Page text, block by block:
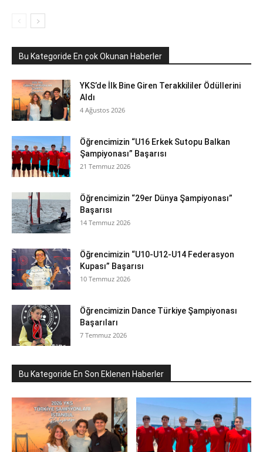
Bu Kategoride En çok Okunan Haberler
YKS’de İlk Bine Giren Terakkililer Ödüllerini
Aldı
4 Ağustos 2026
Öğrencimizin “U16 Erkek Sutopu Balkan
Şampiyonası” Başarısı
21 Temmuz 2026
Öğrencimizin “29er Dünya Şampiyonası”
Başarısı
14 Temmuz 2026
Öğrencimizin “U10-U12-U14 Federasyon
Kupası” Başarısı
10 Temmuz 2026
Öğrencimizin Dance Türkiye Şampiyonası
Başarıları
7 Temmuz 2026
Bu Kategoride En Son Eklenen Haberler